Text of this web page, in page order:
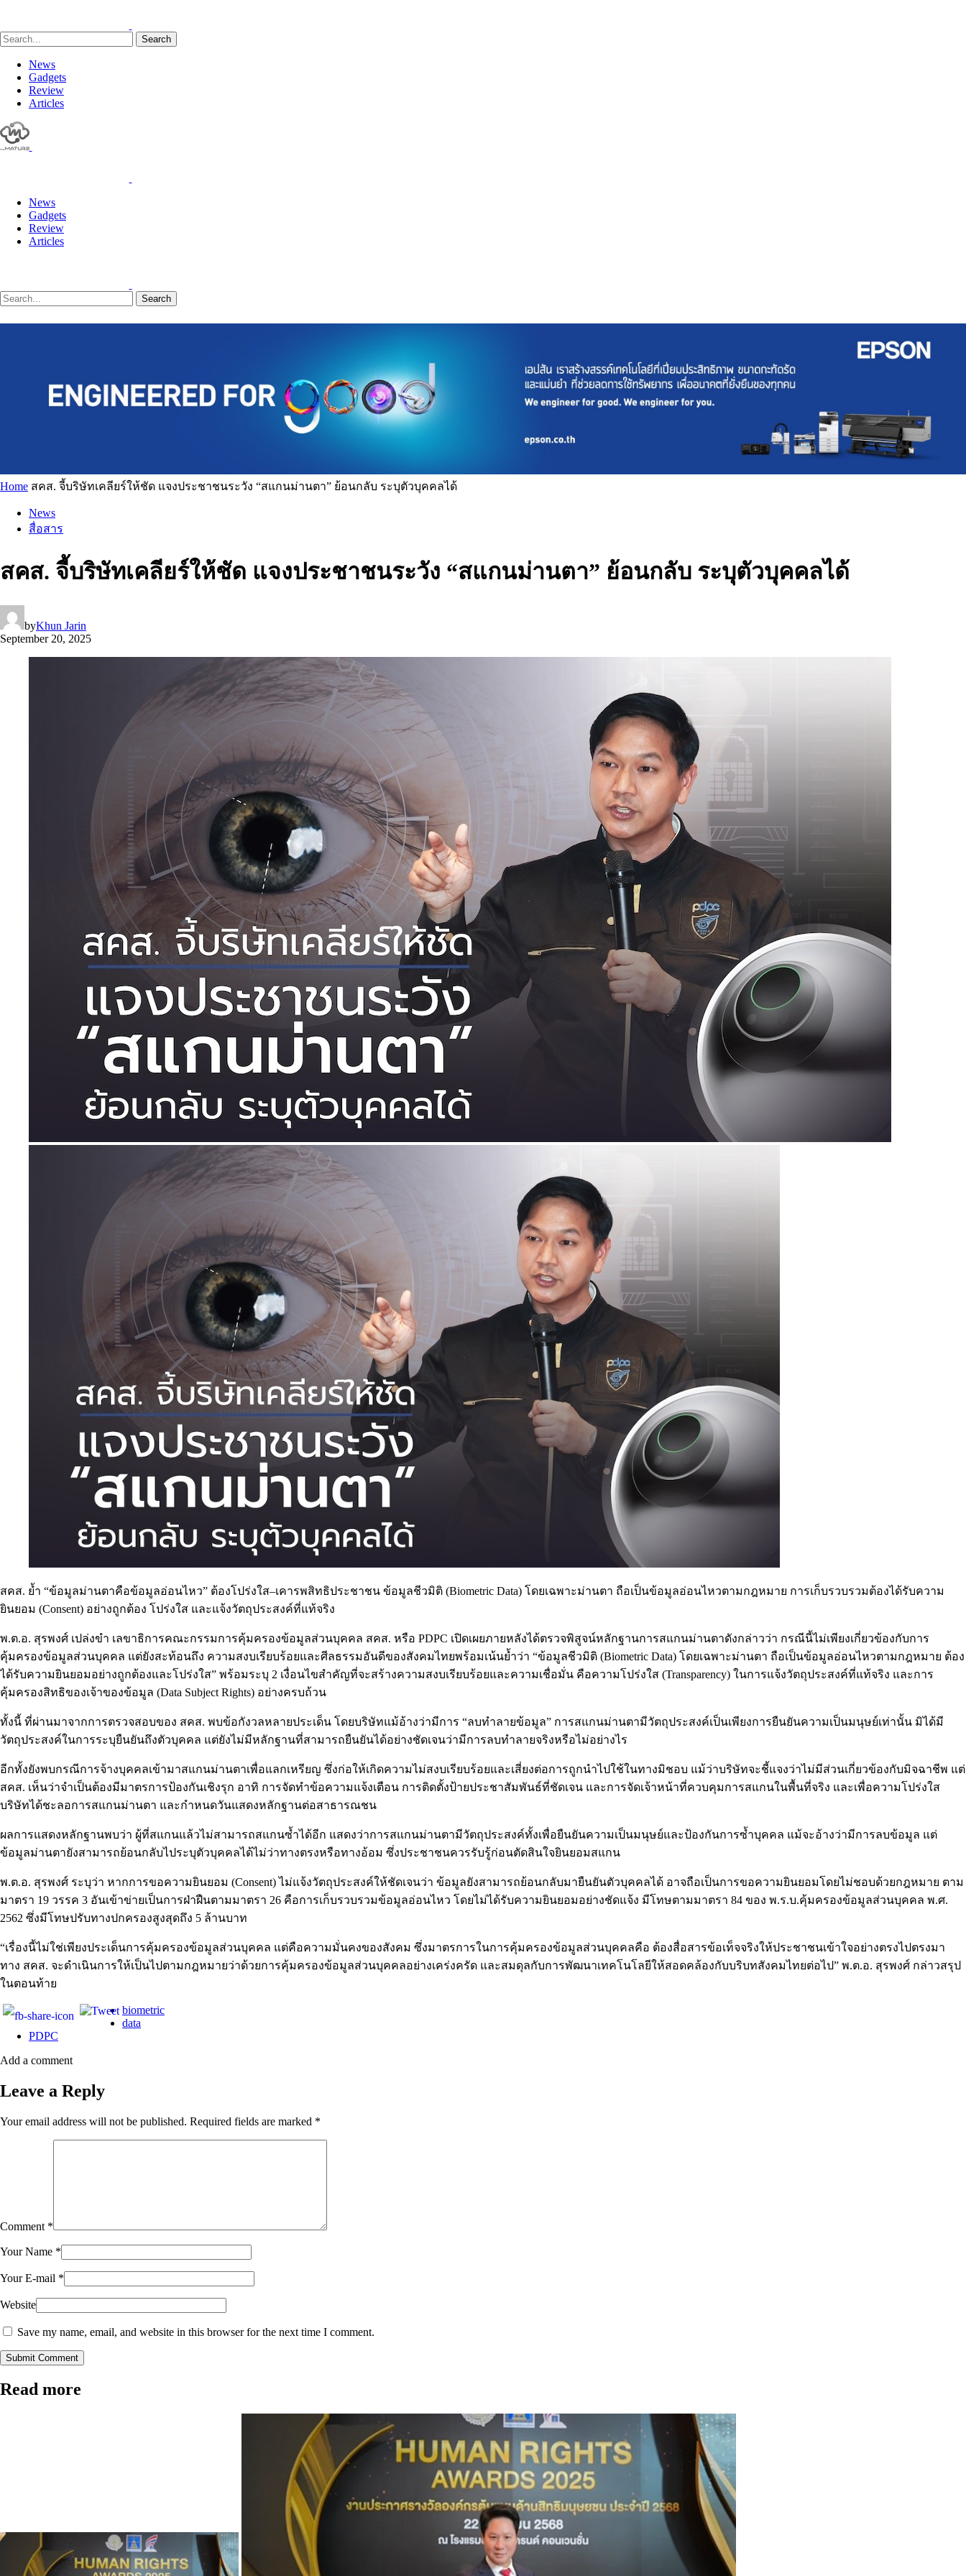
Search
News
Gadgets
Review
Articles
News
Gadgets
Review
Articles
Search
Home สคส. จี้บริษัทเคลียร์ให้ชัด แจงประชาชนระวัง “สแกนม่านตา” ย้อนกลับ ระบุตัวบุคคลได้
News
สื่อสาร
สคส. จี้บริษัทเคลียร์ให้ชัด แจงประชาชนระวัง “สแกนม่านตา” ย้อนกลับ ระบุตัวบุคคลได้
byKhun Jarin
September 20, 2025
สคส. ย้ำ “ข้อมูลม่านตาคือข้อมูลอ่อนไหว” ต้องโปร่งใส–เคารพสิทธิประชาชน ข้อมูลชีวมิติ (Biometric Data) โดยเฉพาะม่านตา ถือเป็นข้อมูลอ่อนไหวตามกฎหมาย การเก็บรวบรวมต้องได้รับความ
ยินยอม (Consent) อย่างถูกต้อง โปร่งใส และแจ้งวัตถุประสงค์ที่แท้จริง
พ.ต.อ. สุรพงศ์ เปล่งขำ เลขาธิการคณะกรรมการคุ้มครองข้อมูลส่วนบุคคล สคส. หรือ PDPC เปิดเผยภายหลังได้ตรวจพิสูจน์หลักฐานการสแกนม่านตาดังกล่าวว่า กรณีนี้ไม่เพียงเกี่ยวข้องกับการ
คุ้มครองข้อมูลส่วนบุคคล แต่ยังสะท้อนถึง ความสงบเรียบร้อยและศีลธรรมอันดีของสังคมไทยพร้อมเน้นย้ำว่า “ข้อมูลชีวมิติ (Biometric Data) โดยเฉพาะม่านตา ถือเป็นข้อมูลอ่อนไหวตามกฎหมาย ต้อง
ได้รับความยินยอมอย่างถูกต้องและโปร่งใส” พร้อมระบุ 2 เงื่อนไขสำคัญที่จะสร้างความสงบเรียบร้อยและความเชื่อมั่น คือความโปร่งใส (Transparency) ในการแจ้งวัตถุประสงค์ที่แท้จริง และการ
คุ้มครองสิทธิของเจ้าของข้อมูล (Data Subject Rights) อย่างครบถ้วน
ทั้งนี้ ที่ผ่านมาจากการตรวจสอบของ สคส. พบข้อกังวลหลายประเด็น โดยบริษัทแม้อ้างว่ามีการ “ลบทำลายข้อมูล” การสแกนม่านตามีวัตถุประสงค์เป็นเพียงการยืนยันความเป็นมนุษย์เท่านั้น มิได้มี
วัตถุประสงค์ในการระบุยืนยันถึงตัวบุคคล แต่ยังไม่มีหลักฐานที่สามารถยืนยันได้อย่างชัดเจนว่ามีการลบทำลายจริงหรือไม่อย่างไร
อีกทั้งยังพบกรณีการจ้างบุคคลเข้ามาสแกนม่านตาเพื่อแลกเหรียญ ซึ่งก่อให้เกิดความไม่สงบเรียบร้อยและเสี่ยงต่อการถูกนำไปใช้ในทางมิชอบ แม้ว่าบริษัทจะชี้แจงว่าไม่มีส่วนเกี่ยวข้องกับมิจฉาชีพ แต่
สคส. เห็นว่าจำเป็นต้องมีมาตรการป้องกันเชิงรุก อาทิ การจัดทำข้อความแจ้งเตือน การติดตั้งป้ายประชาสัมพันธ์ที่ชัดเจน และการจัดเจ้าหน้าที่ควบคุมการสแกนในพื้นที่จริง และเพื่อความโปร่งใส
บริษัทได้ชะลอการสแกนม่านตา และกำหนดวันแสดงหลักฐานต่อสาธารณชน
ผลการแสดงหลักฐานพบว่า ผู้ที่สแกนแล้วไม่สามารถสแกนซ้ำได้อีก แสดงว่าการสแกนม่านตามีวัตถุประสงค์ทั้งเพื่อยืนยันความเป็นมนุษย์และป้องกันการซ้ำบุคคล แม้จะอ้างว่ามีการลบข้อมูล แต่
ข้อมูลม่านตายังสามารถย้อนกลับไประบุตัวบุคคลได้ไม่ว่าทางตรงหรือทางอ้อม ซึ่งประชาชนควรรับรู้ก่อนตัดสินใจยินยอมสแกน
พ.ต.อ. สุรพงศ์ ระบุว่า หากการขอความยินยอม (Consent) ไม่แจ้งวัตถุประสงค์ให้ชัดเจนว่า ข้อมูลยังสามารถย้อนกลับมายืนยันตัวบุคคลได้ อาจถือเป็นการขอความยินยอมโดยไม่ชอบด้วยกฎหมาย ตาม
มาตรา 19 วรรค 3 อันเข้าข่ายเป็นการฝ่าฝืนตามมาตรา 26 คือการเก็บรวบรวมข้อมูลอ่อนไหว โดยไม่ได้รับความยินยอมอย่างชัดแจ้ง มีโทษตามมาตรา 84 ของ พ.ร.บ.คุ้มครองข้อมูลส่วนบุคคล พ.ศ.
2562 ซึ่งมีโทษปรับทางปกครองสูงสุดถึง 5 ล้านบาท
“เรื่องนี้ไม่ใช่เพียงประเด็นการคุ้มครองข้อมูลส่วนบุคคล แต่คือความมั่นคงของสังคม ซึ่งมาตรการในการคุ้มครองข้อมูลส่วนบุคคลคือ ต้องสื่อสารข้อเท็จจริงให้ประชาชนเข้าใจอย่างตรงไปตรงมา
ทาง สคส. จะดำเนินการให้เป็นไปตามกฎหมายว่าด้วยการคุ้มครองข้อมูลส่วนบุคคลอย่างเคร่งครัด และสมดุลกับการพัฒนาเทคโนโลยีให้สอดคล้องกับบริบทสังคมไทยต่อไป” พ.ต.อ. สุรพงศ์ กล่าวสรุป
ในตอนท้าย
biometric
data
PDPC
Add a comment
Leave a Reply
Your email address will not be published. Required fields are marked *
Comment *
Your Name *
Your E-mail *
Website
Save my name, email, and website in this browser for the next time I comment.
Submit Comment
Read more